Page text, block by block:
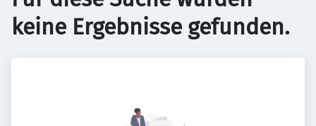
keine Ergebnisse gefunden.